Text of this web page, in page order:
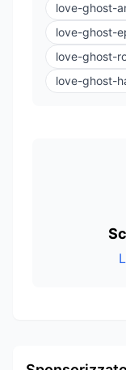
love-ghost-
love-ghost-
love-ghost-
love-ghost-